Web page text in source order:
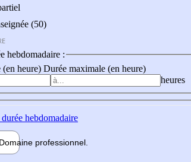
(50)
hebdomadaire :
heure) Durée maximale (en heure)
heures
hebdomadaire
Domaine professionnel